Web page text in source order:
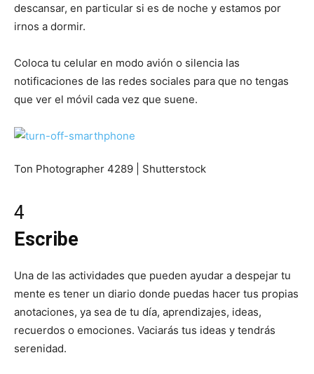
descansar, en particular si es de noche y estamos por
irnos a dormir.
Coloca tu celular en modo avión o silencia las
notificaciones de las redes sociales para que no tengas
que ver el móvil cada vez que suene.
Ton Photographer 4289 | Shutterstock
4
Escribe
Una de las actividades que pueden ayudar a despejar tu
mente es tener un diario donde puedas hacer tus propias
anotaciones, ya sea de tu día, aprendizajes, ideas,
recuerdos o emociones. Vaciarás tus ideas y tendrás
serenidad.